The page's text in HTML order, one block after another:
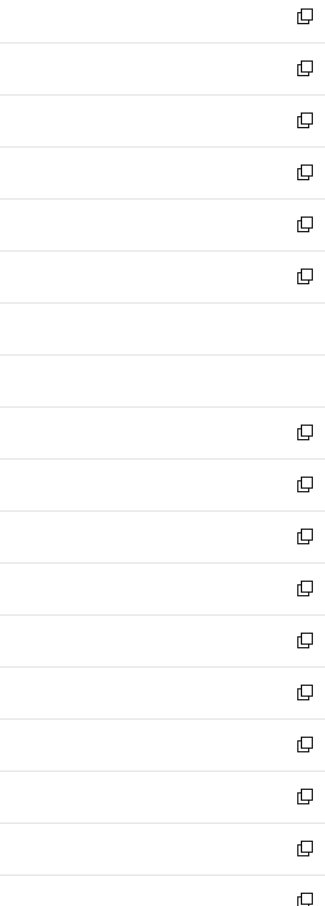
で
開
く
ド
ウ
で
開
く
ィ
ン
ド
ウ
で
開
く
い
ウ
ィ
ン
ド
ウ
で
開
く
新
し
い
ウ
ィ
ン
ド
ウ
で
開
く
新
し
い
ウ
ィ
ン
ド
ウ
で
開
新
し
い
ウ
ィ
ン
ド
ウ
開
新
し
い
ウ
ィ
ン
ウ
開
く
新
し
い
ウ
ン
ウ
で
開
く
新
し
ウ
ン
ド
ウ
で
開
く
新
し
い
ウ
ィ
ン
ド
ウ
で
開
く
新
し
い
ウ
ィ
ン
ド
ウ
で
開
く
新
し
い
ウ
ィ
ン
ド
ウ
で
開
く
新
し
い
ウ
ィ
ン
ド
ウ
で
開
く
新
し
い
ウ
ィ
ン
ド
ウ
で
開
く
新
し
い
ウ
ィ
ン
ド
ウ
で
新
し
い
ウ
ィ
ン
新
し
い
ウ
新
し